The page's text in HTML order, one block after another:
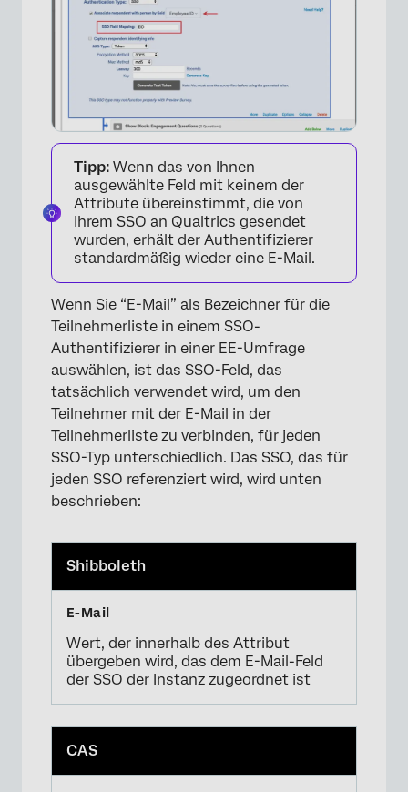
Tipp: Wenn das von Ihnen
ausgewählte Feld mit keinem der
Attribute übereinstimmt, die von
Ihrem SSO an Qualtrics gesendet
wurden, erhält der Authentifizierer
standardmäßig wieder eine E-Mail.
Wenn Sie “E-Mail” als Bezeichner für die
Teilnehmerliste in einem SSO-
Authentifizierer in einer EE-Umfrage
auswählen, ist das SSO-Feld, das
tatsächlich verwendet wird, um den
Teilnehmer mit der E-Mail in der
Teilnehmerliste zu verbinden, für jeden
SSO-Typ unterschiedlich. Das SSO, das für
jeden SSO referenziert wird, wird unten
beschrieben:
Shibboleth
Wert, der innerhalb des Attribut
übergeben wird, das dem E-Mail-Feld
der SSO der Instanz zugeordnet ist
CAS